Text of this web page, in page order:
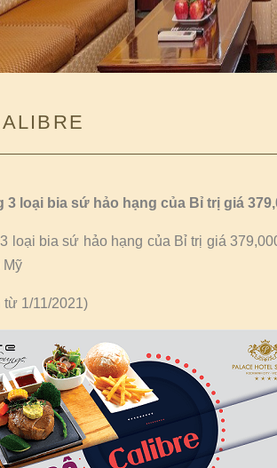
3 loại bia sứ hảo hạng của Bỉ trị giá
loại bia sứ hảo hạng của Bỉ trị giá
Mỹ
từ 1/11/2021)